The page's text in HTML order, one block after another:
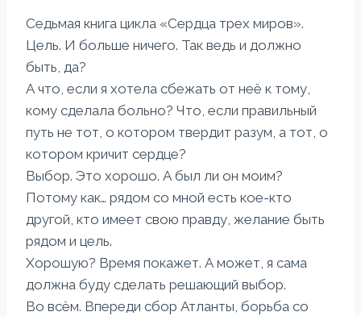
Седьмая книга цикла «Сердца трех миров».
Цель. И больше ничего. Так ведь и должно
быть, да?
А что, если я хотела сбежать от неё к тому,
кому сделала больно? Что, если правильный
путь не тот, о котором твердит разум, а тот, о
котором кричит сердце?
Выбор. Это хорошо. А был ли он моим?
Потому как… рядом со мной есть кое-кто
другой, кто имеет свою правду, желание быть
рядом и цель.
Хорошую? Время покажет. А может, я сама
должна буду сделать решающий выбор.
Во всём. Впереди сбор Атланты, борьба со